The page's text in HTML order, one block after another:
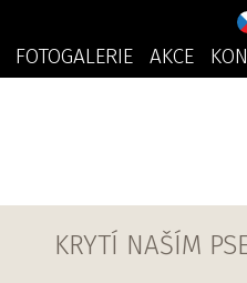
FOTOGALERIE AKCE
KRYTÍ NAŠÍM